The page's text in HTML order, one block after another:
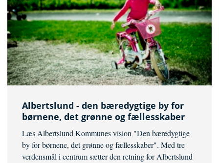
Albertslund - den bæredygtige by for
børnene, det grønne og fællesskaber
Læs Albertslund Kommunes vision "Den bæredygtige
by for børnene, det grønne og fællesskaber". Med tre
verdensmål i centrum sætter den retning for Albertslund